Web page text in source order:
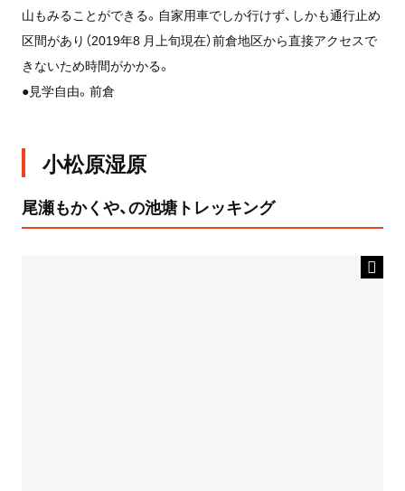
山もみることができる。自家用車でしか行けず、しかも通行止め
区間があり（2019年8 月上旬現在）前倉地区から直接アクセスで
きないため時間がかかる。
●見学自由。前倉
小松原湿原
尾瀬もかくや、の池塘トレッキング